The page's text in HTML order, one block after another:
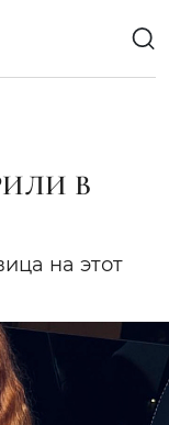
В
на этот